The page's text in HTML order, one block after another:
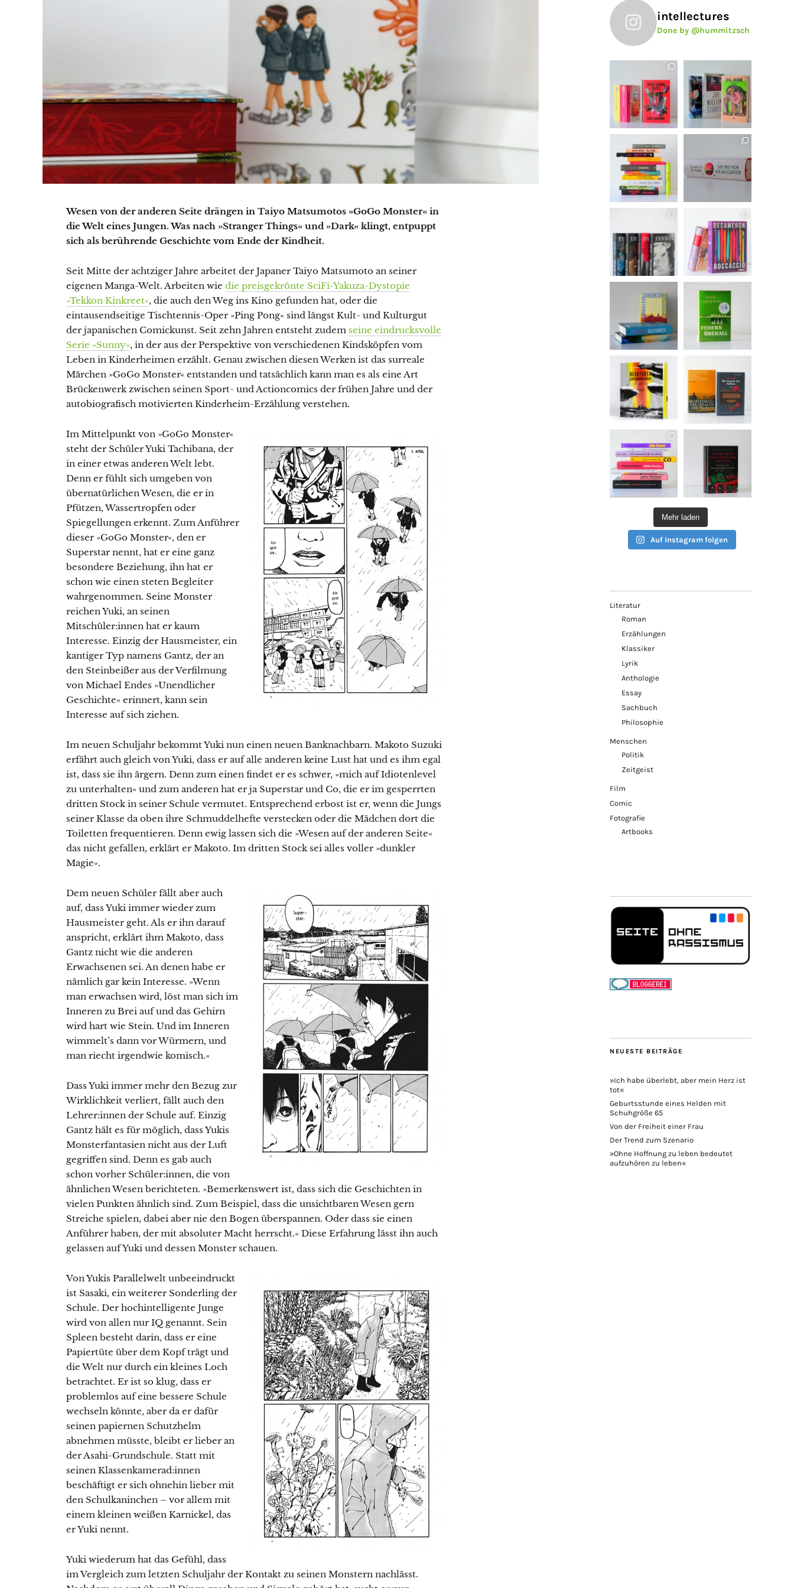
Wesen von der anderen Seite drängen in Taiyo Matsumotos »GoGo Monster« in
die Welt eines Jungen. Was nach »Stranger Things« und »Dark« klingt, entpuppt
sich als berührende Geschichte vom Ende der Kindheit.
Seit Mitte der achtziger Jahre arbeitet der Japaner Taiyo Matsumoto an seiner
eigenen Manga-Welt. Arbeiten wie die preisgekrönte SciFi-Yakuza-Dystopie
»Tekkon Kinkreet«, die auch den Weg ins Kino gefunden hat, oder die
eintausendseitige Tischtennis-Oper »Ping Pong« sind längst Kult- und Kulturgut
der japanischen Comickunst. Seit zehn Jahren entsteht zudem seine eindrucksvolle
Serie »Sunny«, in der aus der Perspektive von verschiedenen Kindsköpfen vom
Leben in Kinderheimen erzählt. Genau zwischen diesen Werken ist das surreale
Märchen »GoGo Monster« entstanden und tatsächlich kann man es als eine Art
Brückenwerk zwischen seinen Sport- und Actioncomics der frühen Jahre und der
autobiografisch motivierten Kinderheim-Erzählung verstehen.
Im Mittelpunkt von »GoGo Monster«
steht der Schüler Yuki Tachibana, der
in einer etwas anderen Welt lebt.
Denn er fühlt sich umgeben von
übernatürlichen Wesen, die er in
Pfützen, Wassertropfen oder
Spiegellungen erkennt. Zum Anführer
dieser »GoGo Monster«, den er
Superstar nennt, hat er eine ganz
besondere Beziehung, ihn hat er
schon wie einen steten Begleiter
wahrgenommen. Seine Monster
reichen Yuki, an seinen
Mitschüler:innen hat er kaum
Interesse. Einzig der Hausmeister, ein
kantiger Typ namens Gantz, der an
den Steinbeißer aus der Verfilmung
von Michael Endes »Unendlicher
Geschichte« erinnert, kann sein
Interesse auf sich ziehen.
Im neuen Schuljahr bekommt Yuki nun einen neuen Banknachbarn. Makoto Suzuki
erfährt auch gleich von Yuki, dass er auf alle anderen keine Lust hat und es ihm egal
ist, dass sie ihn ärgern. Denn zum einen findet er es schwer, »mich auf Idiotenlevel
zu unterhalten« und zum anderen hat er ja Superstar und Co, die er im gesperrten
dritten Stock in seiner Schule vermutet. Entsprechend erbost ist er, wenn die Jungs
seiner Klasse da oben ihre Schmuddelhefte verstecken oder die Mädchen dort die
Toiletten frequentieren. Denn ewig lassen sich die »Wesen auf der anderen Seite«
das nicht gefallen, erklärt er Makoto. Im dritten Stock sei alles voller »dunkler
Magie«.
Dem neuen Schüler fällt aber auch
auf, dass Yuki immer wieder zum
Hausmeister geht. Als er ihn darauf
anspricht, erklärt ihm Makoto, dass
Gantz nicht wie die anderen
Erwachsenen sei. An denen habe er
nämlich gar kein Interesse. »Wenn
man erwachsen wird, löst man sich im
Inneren zu Brei auf und das Gehirn
wird hart wie Stein. Und im Inneren
wimmelt’s dann vor Würmern, und
man riecht irgendwie komisch.«
Dass Yuki immer mehr den Bezug zur
Wirklichkeit verliert, fällt auch den
Lehrer:innen der Schule auf. Einzig
Gantz hält es für möglich, dass Yukis
Monsterfantasien nicht aus der Luft
gegriffen sind. Denn es gab auch
schon vorher Schüler:innen, die von
ähnlichen Wesen berichteten. »Bemerkenswert ist, dass sich die Geschichten in
vielen Punkten ähnlich sind. Zum Beispiel, dass die unsichtbaren Wesen gern
Streiche spielen, dabei aber nie den Bogen überspannen. Oder dass sie einen
Anführer haben, der mit absoluter Macht herrscht.« Diese Erfahrung lässt ihn auch
gelassen auf Yuki und dessen Monster schauen.
Von Yukis Parallelwelt unbeeindruckt
ist Sasaki, ein weiterer Sonderling der
Schule. Der hochintelligente Junge
wird von allen nur IQ genannt. Sein
Spleen besteht darin, dass er eine
Papiertüte über dem Kopf trägt und
die Welt nur durch ein kleines Loch
betrachtet. Er ist so klug, dass er
problemlos auf eine bessere Schule
wechseln könnte, aber da er dafür
seinen papiernen Schutzhelm
abnehmen müsste, bleibt er lieber an
der Asahi-Grundschule. Statt mit
seinen Klassenkamerad:innen
beschäftigt er sich ohnehin lieber mit
den Schulkaninchen – vor allem mit
einem kleinen weißen Karnickel, das
er Yuki nennt.
Yuki wiederum hat das Gefühl, dass
im Vergleich zum letzten Schuljahr der Kontakt zu seinen Monstern nachlässt.
intellectures
Done by @hummitzsch
Mehr laden
Auf Instagram folgen
Literatur
Roman
Erzählungen
Klassiker
Lyrik
Anthologie
Essay
Sachbuch
Philosophie
Menschen
Politik
Zeitgeist
Film
Comic
Fotografie
Artbooks
NEUESTE BEITRÄGE
»Ich habe überlebt, aber mein Herz ist
tot«
Geburtsstunde eines Helden mit
Schuhgröße 65
Von der Freiheit einer Frau
Der Trend zum Szenario
»Ohne Hoffnung zu leben bedeutet
aufzuhören zu leben«